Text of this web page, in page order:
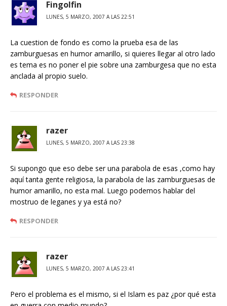
Fingolfin
LUNES, 5 MARZO, 2007 A LAS 22:51
La cuestion de fondo es como la prueba esa de las
zamburguesas en humor amarillo, si quieres llegar al otro lado
es tema es no poner el pie sobre una zamburgesa que no esta
anclada al propio suelo.
RESPONDER
razer
LUNES, 5 MARZO, 2007 A LAS 23:38
Si supongo que eso debe ser una parabola de esas ,como hay
aquí tanta gente religiosa, la parabola de las zamburguesas de
humor amarillo, no esta mal. Luego podemos hablar del
mostruo de leganes y ya está no?
RESPONDER
razer
LUNES, 5 MARZO, 2007 A LAS 23:41
Pero el problema es el mismo, si el Islam es paz ¿por qué esta